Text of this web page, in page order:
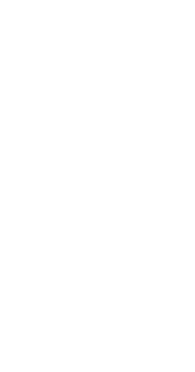
Jumbo/022143
027650